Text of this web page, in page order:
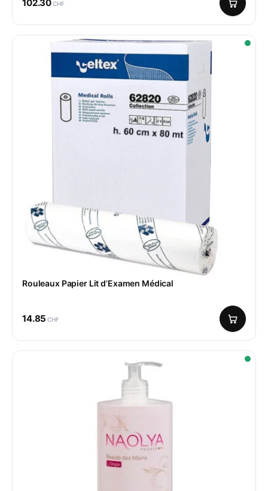
102.30CHF
Rouleaux Papier Lit d’Examen Médical
14.85 CHF